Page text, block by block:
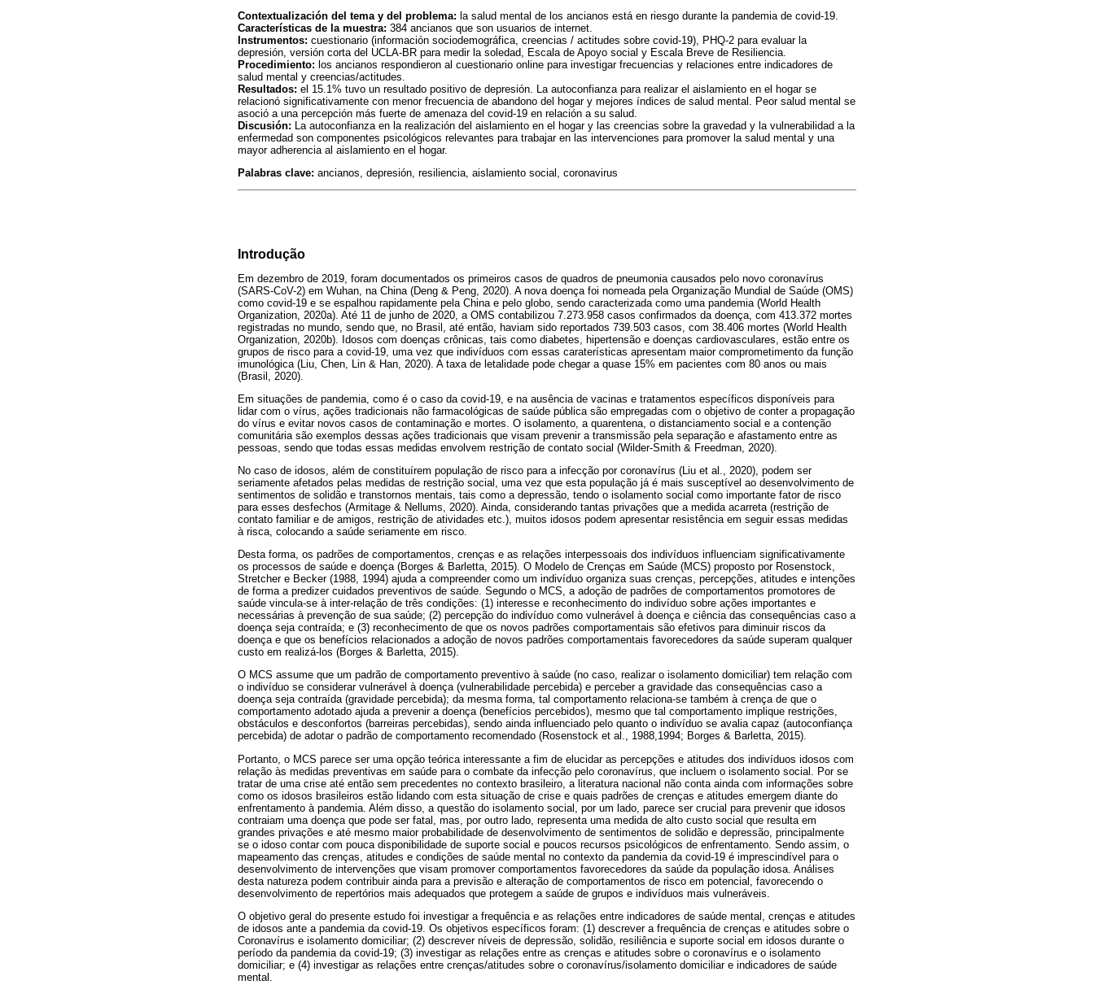
Contextualización del tema y del problema: la salud mental de los ancianos está en riesgo durante la pandemia de covid-19.
Características de la muestra: 384 ancianos que son usuarios de internet.
Instrumentos: cuestionario (información sociodemográfica, creencias / actitudes sobre covid-19), PHQ-2 para evaluar la
depresión, versión corta del UCLA-BR para medir la soledad, Escala de Apoyo social y Escala Breve de Resiliencia.
Procedimiento: los ancianos respondieron al cuestionario online para investigar frecuencias y relaciones entre indicadores de
salud mental y creencias/actitudes.
Resultados: el 15.1% tuvo un resultado positivo de depresión. La autoconfianza para realizar el aislamiento en el hogar se
relacionó significativamente con menor frecuencia de abandono del hogar y mejores índices de salud mental. Peor salud mental se
asoció a una percepción más fuerte de amenaza del covid-19 en relación a su salud.
Discusión: La autoconfianza en la realización del aislamiento en el hogar y las creencias sobre la gravedad y la vulnerabilidad a la
enfermedad son componentes psicológicos relevantes para trabajar en las intervenciones para promover la salud mental y una
mayor adherencia al aislamiento en el hogar.
Palabras clave: ancianos, depresión, resiliencia, aislamiento social, coronavirus
Introdução
Em dezembro de 2019, foram documentados os primeiros casos de quadros de pneumonia causados pelo novo coronavírus
(SARS-CoV-2) em Wuhan, na China (Deng & Peng, 2020). A nova doença foi nomeada pela Organização Mundial de Saúde (OMS)
como covid-19 e se espalhou rapidamente pela China e pelo globo, sendo caracterizada como uma pandemia (World Health
Organization, 2020a). Até 11 de junho de 2020, a OMS contabilizou 7.273.958 casos confirmados da doença, com 413.372 mortes
registradas no mundo, sendo que, no Brasil, até então, haviam sido reportados 739.503 casos, com 38.406 mortes (World Health
Organization, 2020b). Idosos com doenças crônicas, tais como diabetes, hipertensão e doenças cardiovasculares, estão entre os
grupos de risco para a covid-19, uma vez que indivíduos com essas caraterísticas apresentam maior comprometimento da função
imunológica (Liu, Chen, Lin & Han, 2020). A taxa de letalidade pode chegar a quase 15% em pacientes com 80 anos ou mais
(Brasil, 2020).
Em situações de pandemia, como é o caso da covid-19, e na ausência de vacinas e tratamentos específicos disponíveis para
lidar com o vírus, ações tradicionais não farmacológicas de saúde pública são empregadas com o objetivo de conter a propagação
do vírus e evitar novos casos de contaminação e mortes. O isolamento, a quarentena, o distanciamento social e a contenção
comunitária são exemplos dessas ações tradicionais que visam prevenir a transmissão pela separação e afastamento entre as
pessoas, sendo que todas essas medidas envolvem restrição de contato social (Wilder-Smith & Freedman, 2020).
No caso de idosos, além de constituírem população de risco para a infecção por coronavírus (Liu et al., 2020), podem ser
seriamente afetados pelas medidas de restrição social, uma vez que esta população já é mais susceptível ao desenvolvimento de
sentimentos de solidão e transtornos mentais, tais como a depressão, tendo o isolamento social como importante fator de risco
para esses desfechos (Armitage & Nellums, 2020). Ainda, considerando tantas privações que a medida acarreta (restrição de
contato familiar e de amigos, restrição de atividades etc.), muitos idosos podem apresentar resistência em seguir essas medidas
à risca, colocando a saúde seriamente em risco.
Desta forma, os padrões de comportamentos, crenças e as relações interpessoais dos indivíduos influenciam significativamente
os processos de saúde e doença (Borges & Barletta, 2015). O Modelo de Crenças em Saúde (MCS) proposto por Rosenstock,
Stretcher e Becker (1988, 1994) ajuda a compreender como um indivíduo organiza suas crenças, percepções, atitudes e intenções
de forma a predizer cuidados preventivos de saúde. Segundo o MCS, a adoção de padrões de comportamentos promotores de
saúde vincula-se à inter-relação de três condições: (1) interesse e reconhecimento do indivíduo sobre ações importantes e
necessárias à prevenção de sua saúde; (2) percepção do indivíduo como vulnerável à doença e ciência das consequências caso a
doença seja contraída; e (3) reconhecimento de que os novos padrões comportamentais são efetivos para diminuir riscos da
doença e que os benefícios relacionados a adoção de novos padrões comportamentais favorecedores da saúde superam qualquer
custo em realizá-los (Borges & Barletta, 2015).
O MCS assume que um padrão de comportamento preventivo à saúde (no caso, realizar o isolamento domiciliar) tem relação com
o indivíduo se considerar vulnerável à doença (vulnerabilidade percebida) e perceber a gravidade das consequências caso a
doença seja contraída (gravidade percebida); da mesma forma, tal comportamento relaciona-se também à crença de que o
comportamento adotado ajuda a prevenir a doença (benefícios percebidos), mesmo que tal comportamento implique restrições,
obstáculos e desconfortos (barreiras percebidas), sendo ainda influenciado pelo quanto o indivíduo se avalia capaz (autoconfiança
percebida) de adotar o padrão de comportamento recomendado (Rosenstock et al., 1988,1994; Borges & Barletta, 2015).
Portanto, o MCS parece ser uma opção teórica interessante a fim de elucidar as percepções e atitudes dos indivíduos idosos com
relação às medidas preventivas em saúde para o combate da infecção pelo coronavírus, que incluem o isolamento social. Por se
tratar de uma crise até então sem precedentes no contexto brasileiro, a literatura nacional não conta ainda com informações sobre
como os idosos brasileiros estão lidando com esta situação de crise e quais padrões de crenças e atitudes emergem diante do
enfrentamento à pandemia. Além disso, a questão do isolamento social, por um lado, parece ser crucial para prevenir que idosos
contraiam uma doença que pode ser fatal, mas, por outro lado, representa uma medida de alto custo social que resulta em
grandes privações e até mesmo maior probabilidade de desenvolvimento de sentimentos de solidão e depressão, principalmente
se o idoso contar com pouca disponibilidade de suporte social e poucos recursos psicológicos de enfrentamento. Sendo assim, o
mapeamento das crenças, atitudes e condições de saúde mental no contexto da pandemia da covid-19 é imprescindível para o
desenvolvimento de intervenções que visam promover comportamentos favorecedores da saúde da população idosa. Análises
desta natureza podem contribuir ainda para a previsão e alteração de comportamentos de risco em potencial, favorecendo o
desenvolvimento de repertórios mais adequados que protegem a saúde de grupos e indivíduos mais vulneráveis.
O objetivo geral do presente estudo foi investigar a frequência e as relações entre indicadores de saúde mental, crenças e atitudes
de idosos ante a pandemia da covid-19. Os objetivos específicos foram: (1) descrever a frequência de crenças e atitudes sobre o
Coronavírus e isolamento domiciliar; (2) descrever níveis de depressão, solidão, resiliência e suporte social em idosos durante o
período da pandemia da covid-19; (3) investigar as relações entre as crenças e atitudes sobre o coronavírus e o isolamento
domiciliar; e (4) investigar as relações entre crenças/atitudes sobre o coronavírus/isolamento domiciliar e indicadores de saúde
mental.